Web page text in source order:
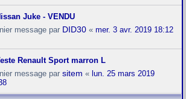
Juke - VENDU
message par DID30 « mer. 3 avr. 2019 18:12
Renault Sport marron L
message par sitem « lun. 25 mars 2019